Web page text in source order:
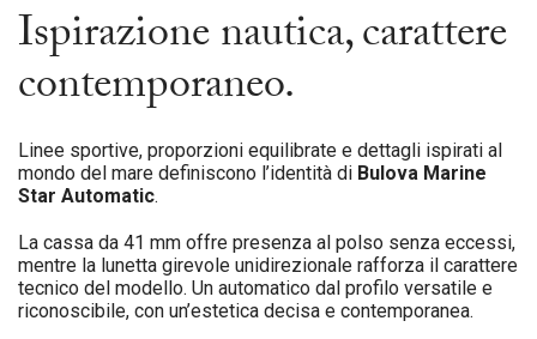
Ispirazione nautica, carattere
contemporaneo.
Linee sportive, proporzioni equilibrate e dettagli ispirati al
mondo del mare definiscono l’identità di Bulova Marine
Star Automatic.
La cassa da 41 mm offre presenza al polso senza eccessi,
mentre la lunetta girevole unidirezionale rafforza il carattere
tecnico del modello. Un automatico dal profilo versatile e
riconoscibile, con un’estetica decisa e contemporanea.